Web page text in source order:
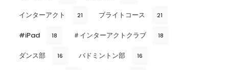
インターアクト 21 ブライトコース 21
#iPad 18 ＃インターアクトクラブ 18
ダンス部 16 バドミントン部 16